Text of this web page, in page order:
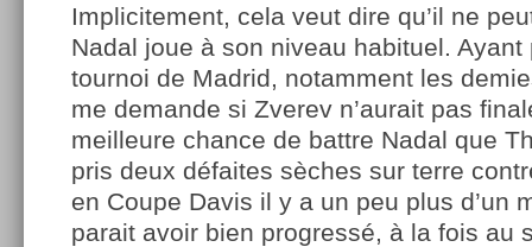
Implicitement, cela veut dire qu’il ne
Nadal joue à son niveau habituel.
tournoi de Madrid, notamment les
me demande si Zverev n’aurait pas
meilleure chance de battre Nadal que
pris deux défaites sèches sur terre
en Coupe Davis il y a un peu plus d’un
parait avoir bien progressé, à la fois au